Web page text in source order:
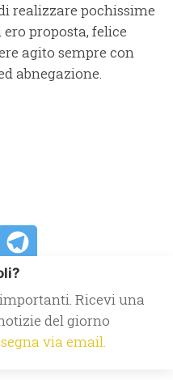
realizzare pochissime
proposta, felice
agito sempre con
abnegazione.
Ricevi una
del giorno
via email.